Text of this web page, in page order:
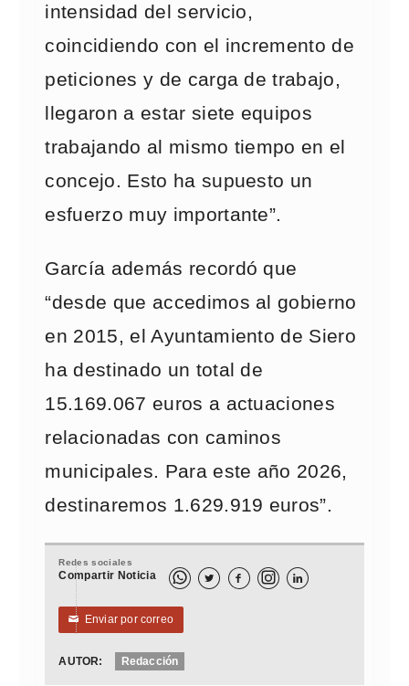
intensidad del servicio,
coincidiendo con el incremento de
peticiones y de carga de trabajo,
llegaron a estar siete equipos
trabajando al mismo tiempo en el
concejo. Esto ha supuesto un
esfuerzo muy importante”.
García además recordó que
“desde que accedimos al gobierno
en 2015, el Ayuntamiento de Siero
ha destinado un total de
15.169.067 euros a actuaciones
relacionadas con caminos
municipales. Para este año 2026,
destinaremos 1.629.919 euros”.
Redes sociales
Compartir Noticia   
✉ Enviar por correo
AUTOR: Redacción